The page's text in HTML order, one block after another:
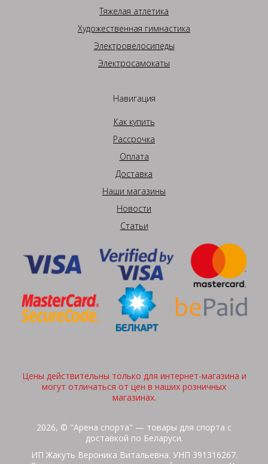
Тяжелая атлетика
Художественная гимнастика
Электровелосипеды
Электросамокаты
Навигация
Как купить
Рассрочка
Оплата
Доставка
Наши магазины
Новости
Статьи
Цены действительны только для интернет-магазина и
могут отличаться от цен в наших розничных
магазинах.
2026, © "Арена спорта" — товары для спорта с
доставкой по Беларуси.
ИП Жакуть Вероника Витальевна. УНП 391316267.